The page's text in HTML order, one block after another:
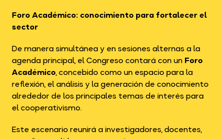
Foro Académico: conocimiento para fortalecer el
sector
De manera simultánea y en sesiones alternas a la
agenda principal, el Congreso contará con unForo
Académico, concebido como un espacio para la
reflexión, el análisis y la generación de conocimiento
alrededor de los principales temas de interés para
el cooperativismo.
Este escenario reunirá a investigadores, docentes,